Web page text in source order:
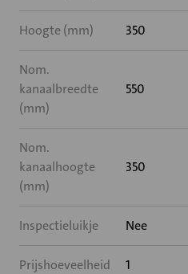
Hoogte (mm) 350
Nom.
kanaalbreedte
(mm)
550
Nom.
kanaalhoogte
(mm)
350
Inspectieluikje Nee
Prijshoeveelheid 1